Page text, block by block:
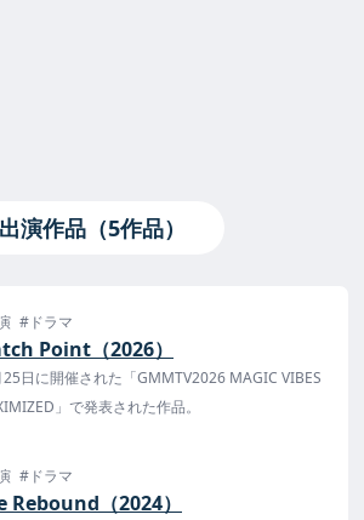
出演作品（5作品）
#ドラマ
Point（2026）
25日に開催された「GMMTV2026 MAGIC VIBES
」で発表された作品。
#ドラマ
Rebound（2024）